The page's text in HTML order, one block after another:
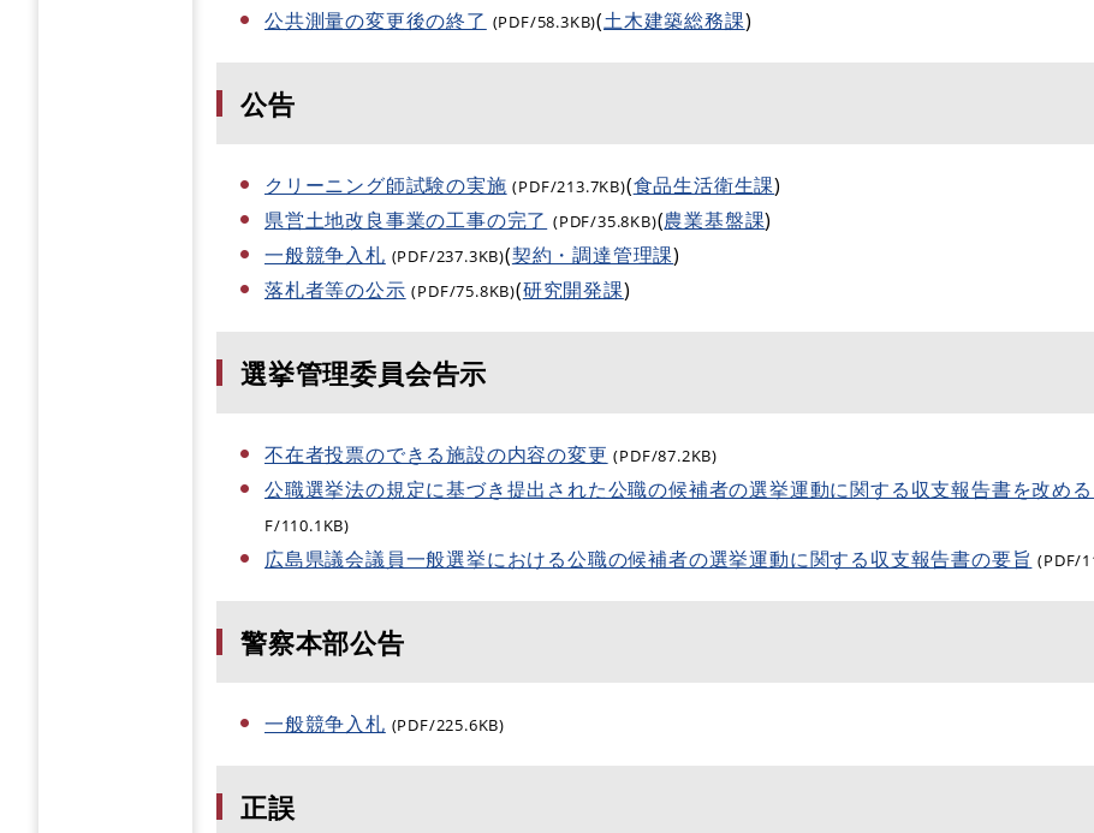
公共測量の変更後の終了 (PDF/58.3KB)(土木建築総務課)
公告
クリーニング師試験の実施 (PDF/213.7KB)(食品生活衛生課)
県営土地改良事業の工事の完了 (PDF/35.8KB)(農業基盤課)
一般競争入札 (PDF/237.3KB)(契約・調達管理課)
落札者等の公示 (PDF/75.8KB)(研究開発課)
選挙管理委員会告示
不在者投票のできる施設の内容の変更 (PDF/87.2KB)
公職選挙法の規定に基づき提出された公職の候補者の選挙運動に関する収支報告書を改め
F/110.1KB)
広島県議会議員一般選挙における公職の候補者の選挙運動に関する収支報告書の要旨 (PDF/
警察本部公告
一般競争入札 (PDF/225.6KB)
正誤